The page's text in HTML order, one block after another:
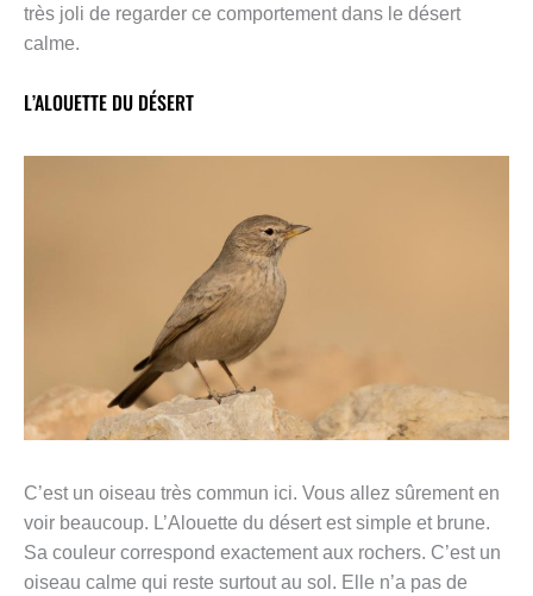
très joli de regarder ce comportement dans le désert
calme.
L’ALOUETTE DU DÉSERT
C’est un oiseau très commun ici. Vous allez sûrement en
voir beaucoup. L’Alouette du désert est simple et brune.
Sa couleur correspond exactement aux rochers. C’est un
oiseau calme qui reste surtout au sol. Elle n’a pas de